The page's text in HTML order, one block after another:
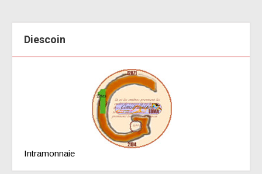
Diescoin
Intramonnaie